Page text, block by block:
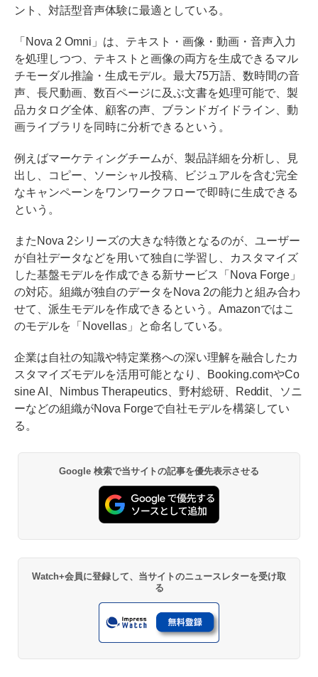
ント、対話型音声体験に最適としている。
「Nova 2 Omni」は、テキスト・画像・動画・音声入力
を処理しつつ、テキストと画像の両方を生成できるマル
チモーダル推論・生成モデル。最大75万語、数時間の音
声、長尺動画、数百ページに及ぶ文書を処理可能で、製
品カタログ全体、顧客の声、ブランドガイドライン、動
画ライブラリを同時に分析できるという。
例えばマーケティングチームが、製品詳細を分析し、見
出し、コピー、ソーシャル投稿、ビジュアルを含む完全
なキャンペーンをワンワークフローで即時に生成できる
という。
またNova 2シリーズの大きな特徴となるのが、ユーザー
が自社データなどを用いて独自に学習し、カスタマイズ
した基盤モデルを作成できる新サービス「Nova Forge」
の対応。組織が独自のデータをNova 2の能力と組み合わ
せて、派生モデルを作成できるという。Amazonではこ
のモデルを「Novellas」と命名している。
企業は自社の知識や特定業務への深い理解を融合したカ
スタマイズモデルを活用可能となり、Booking.comやCo
sine AI、Nimbus Therapeutics、野村総研、Reddit、ソニ
ーなどの組織がNova Forgeで自社モデルを構築してい
る。
Google 検索で当サイトの記事を優先表示させる
Watch+会員に登録して、当サイトのニュースレターを受け取
る